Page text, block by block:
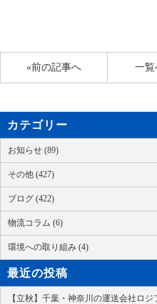
«前の記事へ 一覧
カテゴリー
お知らせ (89)
その他 (427)
ブログ (422)
物流コラム (6)
環境への取り組み (4)
最近の投稿
【立秋】千葉・神奈川の運送会社ロ